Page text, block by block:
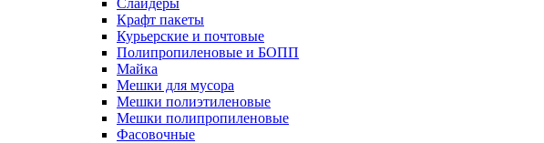
Слайдеры
Крафт пакеты
Курьерские и почтовые
Полипропиленовые и БОПП
Майка
Мешки для мусора
Мешки полиэтиленовые
Мешки полипропиленовые
Фасовочные